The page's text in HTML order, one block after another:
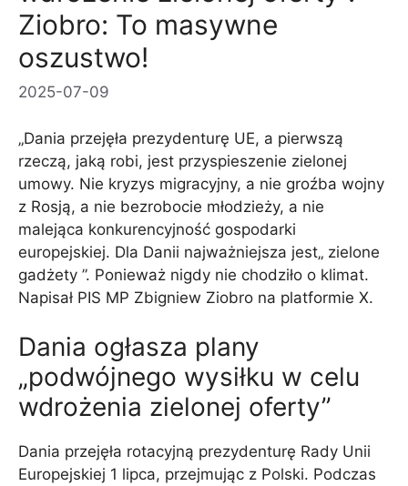
Ziobro: To masywne
oszustwo!
2025-07-09
„Dania przejęła prezydenturę UE, a pierwszą
rzeczą, jaką robi, jest przyspieszenie zielonej
umowy. Nie kryzys migracyjny, a nie groźba wojny
z Rosją, a nie bezrobocie młodzieży, a nie
malejąca konkurencyjność gospodarki
europejskiej. Dla Danii najważniejsza jest„ zielone
gadżety ”. Ponieważ nigdy nie chodziło o klimat.
Napisał PIS MP Zbigniew Ziobro na platformie X.
Dania ogłasza plany
„podwójnego wysiłku w celu
wdrożenia zielonej oferty”
Dania przejęła rotacyjną prezydenturę Rady Unii
Europejskiej 1 lipca, przejmując z Polski. Podczas